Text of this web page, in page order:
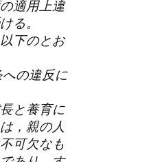
適用上違
る。
下のとお
への違反に
と養育に
，親の人
可欠なも